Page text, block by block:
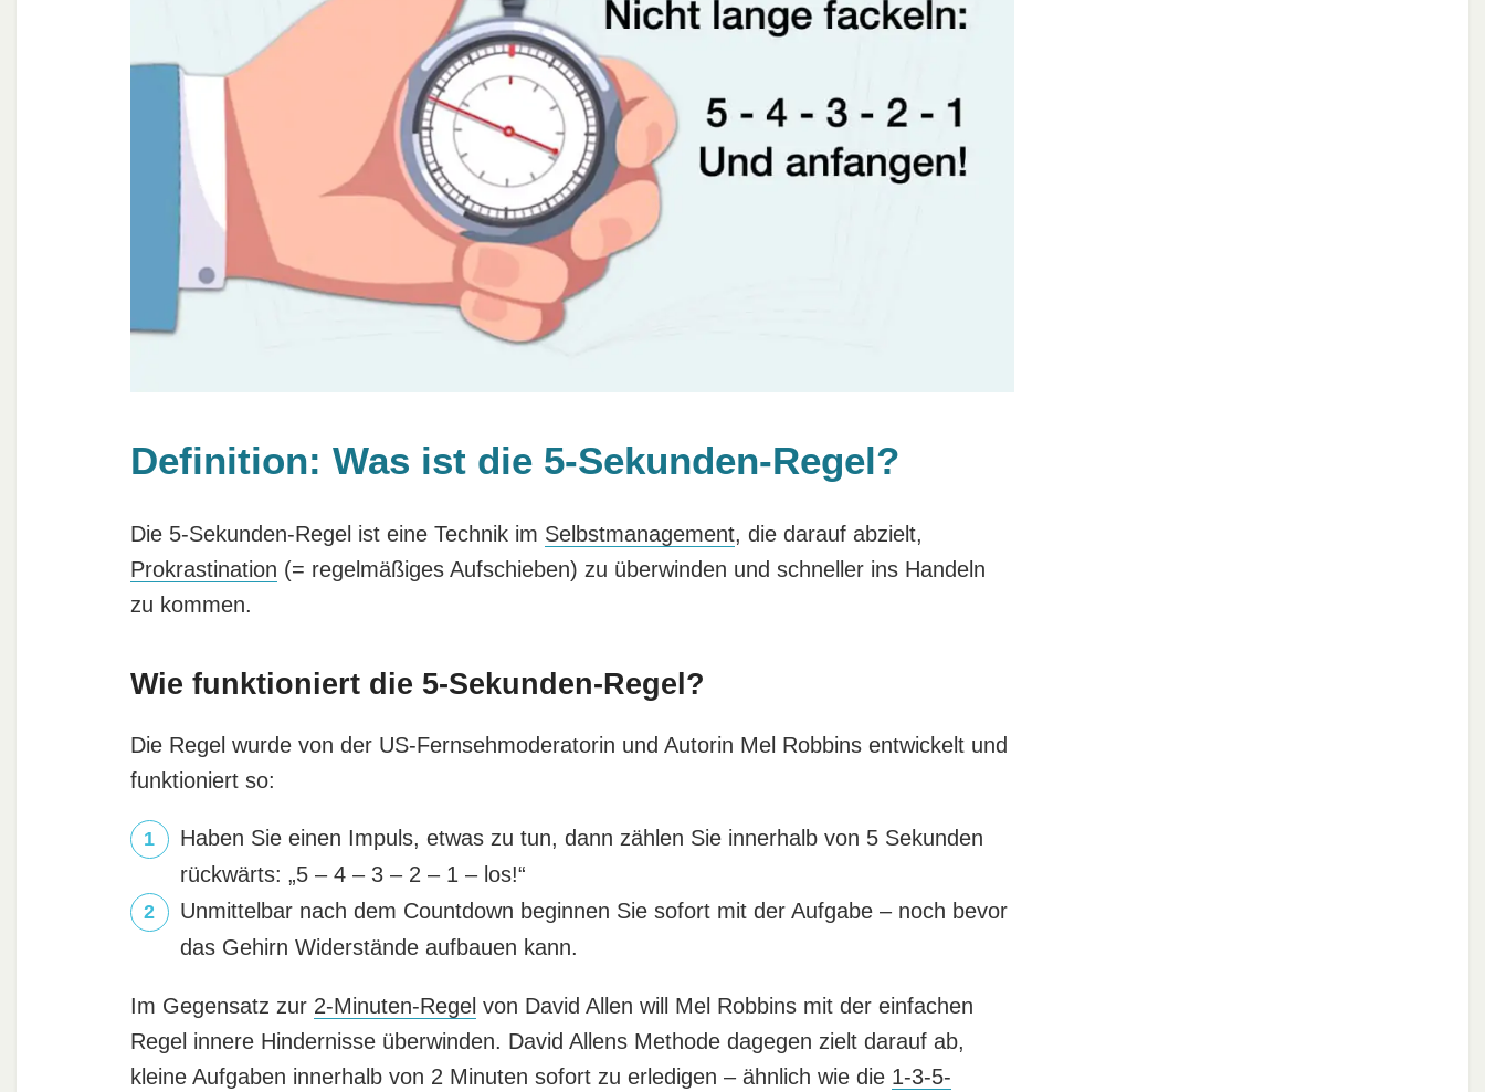
Definition: Was ist die 5-Sekunden-Regel?
Die 5-Sekunden-Regel ist eine Technik im Selbstmanagement, die darauf abzielt,
Prokrastination (= regelmäßiges Aufschieben) zu überwinden und schneller ins Handeln
zu kommen.
Wie funktioniert die 5-Sekunden-Regel?
Die Regel wurde von der US-Fernsehmoderatorin und Autorin Mel Robbins entwickelt und
funktioniert so:
Haben Sie einen Impuls, etwas zu tun, dann zählen Sie innerhalb von 5 Sekunden
rückwärts: „5 – 4 – 3 – 2 – 1 – los!“
Unmittelbar nach dem Countdown beginnen Sie sofort mit der Aufgabe – noch bevor
das Gehirn Widerstände aufbauen kann.
Im Gegensatz zur 2-Minuten-Regel von David Allen will Mel Robbins mit der einfachen
Regel innere Hindernisse überwinden. David Allens Methode dagegen zielt darauf ab,
kleine Aufgaben innerhalb von 2 Minuten sofort zu erledigen – ähnlich wie die 1-3-5-